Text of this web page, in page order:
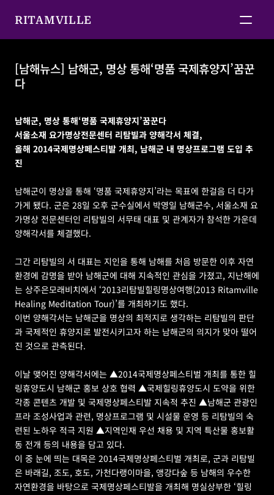
RITAMVILLE
[남해뉴스] 남해군, 명상 통해‘명품 국제휴양지’꿈꾼
다
남해군, 명상 통해‘명품 국제휴양지’꿈꾼다
서울소재 요가명상전문센터 리탐빌과 양해각서 체결,
올해 2014국제명상페스티발 개최, 남해군 내 명상프로그램 도입 추
진
남해군이 명상을 통해 ‘명품 국제휴양지’라는 목표에 한걸음 더 다가
가게 됐다. 군은 28일 오후 군수실에서 박영일 남해군수, 서울소재 요
가명상 전문센터인 리탐빌의 서무태 대표 및 관계자가 참석한 가운데
양해각서를 체결했다.
그간 리탐빌의 서 대표는 지인을 통해 남해를 처음 방문한 이후 자연
환경에 감명을 받아 남해군에 대해 지속적인 관심을 가졌고, 지난해에
는 상주은모래비치에서 ‘2013리탐빌힐링명상여행(2013 Ritamville
Healing Meditation Tour)’를 개최하기도 했다.
이번 양해각서는 남해군을 명상의 최적지로 생각하는 리탐빌의 판단
과 국제적인 휴양지로 발전시키고자 하는 남해군의 의지가 맞아 떨어
진 것으로 관측된다.
이날 맺어진 양해각서에는 ▲2014국제명상페스티벌 개최를 통한 힐
링휴양도시 남해군 홍보 상호 협력 ▲국제힐링휴양도시 도약을 위한
각종 콘텐츠 개발 및 국제명상페스티발 지속적 추진 ▲남해군 관광인
프라 조성사업과 관련, 명상프로그램 및 시설물 운영 등 리탐빌의 숙
련된 노하우 적극 지원 ▲지역인재 우선 채용 및 지역 특산물 홍보활
동 전개 등의 내용을 담고 있다.
이 중 눈에 띄는 대목은 2014국제명상페스티벌 개최로, 군과 리탐빌
은 바래길, 조도, 호도, 가천다랭이마을, 앵강다숲 등 남해의 우수한
자연환경을 바탕으로 국제명상페스티발을 개최해 명실상부한 ‘힐링